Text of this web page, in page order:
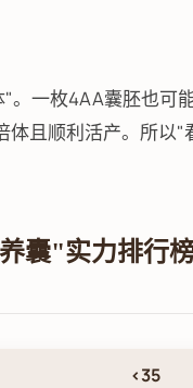
。一枚4AA囊胚也可
体且顺利活产。所以"
囊"实力排行
<35